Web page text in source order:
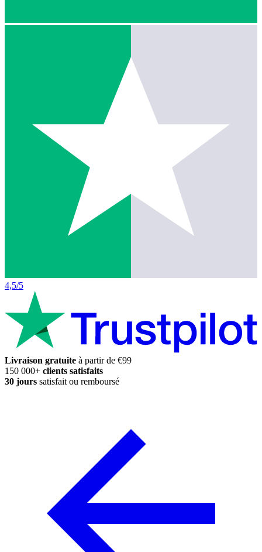
4,5/5
Livraison gratuite à partir de €99
150 000+ clients satisfaits
30 jours satisfait ou remboursé